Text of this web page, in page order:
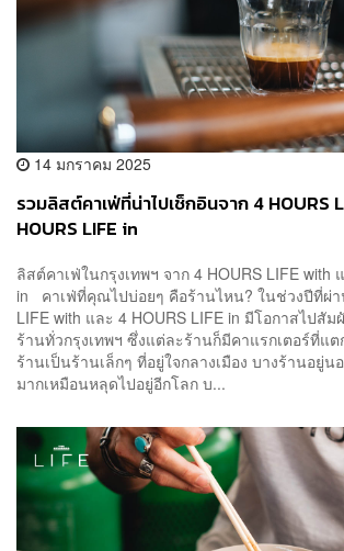
14 มกราคม 2025
รวมลิสต์คาเฟ่ที่น่าไปเช็กอินจาก 4 HOURS
HOURS LIFE in
ลิสต์คาเฟ่ในกรุงเทพฯ จาก 4 HOURS LIFE with
in คาเฟ่ที่คุณไปบ่อยๆ คือร้านไหน? ในช่วงปีที่ผ่า
LIFE with และ 4 HOURS LIFE in มีโอกาสไปสั
ร้านทั่วกรุงเทพฯ ซึ่งแต่ละร้านก็มีคาแรกเตอร์ที่แต
ร้านเป็นร้านเล็กๆ ที่อยู่ใจกลางเมือง บางร้านอยู่
มากเหมือนหลุดไปอยู่อีกโลก บ...